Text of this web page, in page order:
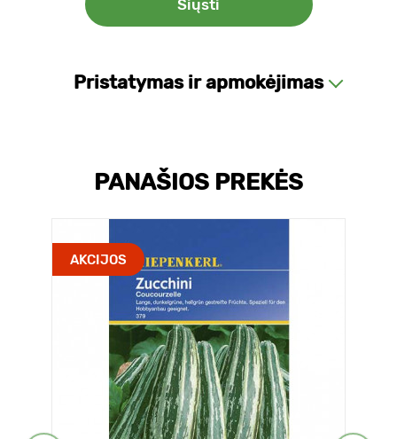
Pristatymas ir apmokėjimas
PANAŠIOS PREKĖS
AKCIJOS